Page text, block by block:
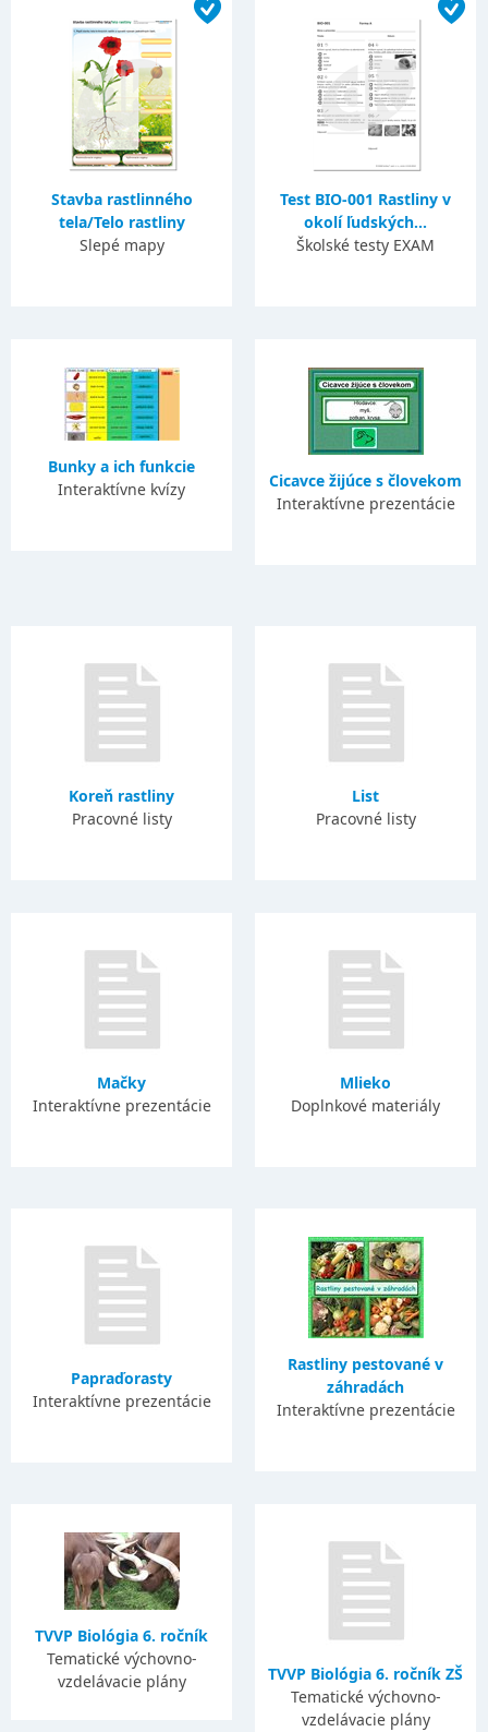
Stavba rastlinného
tela/Telo rastliny
Slepé mapy
Test BIO-001 Rastliny v
okolí ľudských...
Školské testy EXAM
Bunky a ich funkcie
Interaktívne kvízy
Cicavce žijúce s človekom
Interaktívne prezentácie
Koreň rastliny
Pracovné listy
List
Pracovné listy
Mačky
Interaktívne prezentácie
Mlieko
Doplnkové materiály
Papraďorasty
Interaktívne prezentácie
Rastliny pestované v
záhradách
Interaktívne prezentácie
TVVP Biológia 6. ročník
Tematické výchovno-
vzdelávacie plány
TVVP Biológia 6. ročník ZŠ
Tematické výchovno-
vzdelávacie plány